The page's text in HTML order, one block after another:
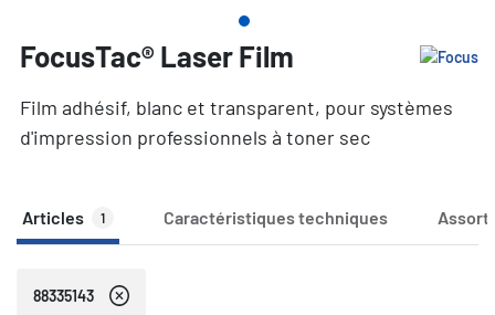
FocusTac® Laser Film
Film adhésif, blanc et transparent, pour systèmes
d'impression professionnels à toner sec
Articles 1 Caractéristiques techniques
88335143